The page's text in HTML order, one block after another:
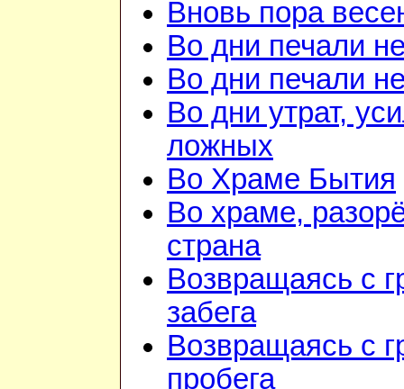
Вновь пора
Во дни печали
Во дни печали
Во дни утрат,
ложных
Во Храме Бытия
Во храме,
страна
Возвращаясь с
забега
Возвращаясь с
пробега